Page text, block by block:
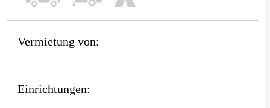
Vermietung von:
Einrichtungen: